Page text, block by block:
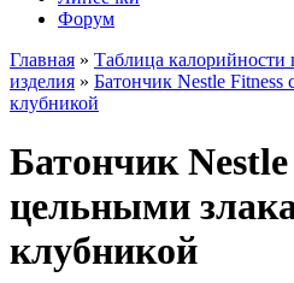
Форум
Главная » Таблица калорийности
изделия » Батончик Nestle
клубникой
Батончик
цельными
клубникой